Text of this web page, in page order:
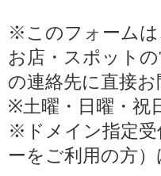
※このフォームは
お店・スポット
の連絡先に直接お
※土曜・日曜・祝
※ドメイン指定受
ーをご利用の方